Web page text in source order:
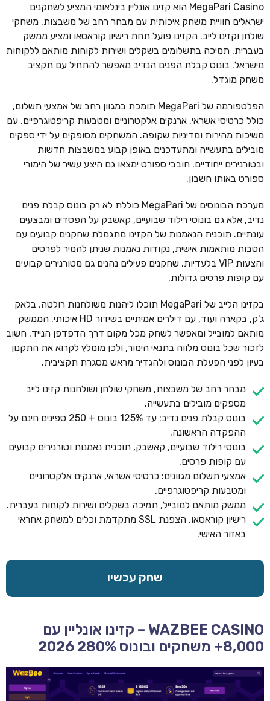
MegaPari Casino הוא קזינו אונליין בינלאומי המציע לשחקנים
ישראלים חוויית משחק איכותית עם מבחר רחב של משבצות, משחקי
שולחן וקזינו לייב. הקזינו פועל תחת רישיון קוראסאו ומציע ממשק
בעברית, תמיכה בתשלומים בשקלים ושירות לקוחות מותאם ללקוחות
מישראל. בונוס קבלת הפנים הנדיב מאפשר להתחיל עם תקציב
משחק מוגדל.
הפלטפורמה של MegaPari תומכת במגוון רחב של אמצעי תשלום,
כולל כרטיסי אשראי, ארנקים אלקטרוניים ומטבעות קריפטוגרפיים, עם
משיכות מהירות ומדיניות שקופה. המשחקים מסופקים על ידי ספקים
מובילים בתעשייה ומתעדכנים באופן קבוע במשבצות חדשות
ובטורנירים ייחודיים. חובבי ספורט ימצאו גם היצע עשיר של הימורי
ספורט באותו חשבון.
מערכת הבונוסים של MegaPari כוללת לא רק בונוס קבלת פנים
נדיב, אלא גם בונוסי רילוד שבועיים, קאשבק על הפסדים ומבצעים
עונתיים. תוכנית הנאמנות של הקזינו מתגמלת שחקנים קבועים עם
הטבות מותאמות אישית, נקודות נאמנות שניתן להמיר לפרסים
והצעות VIP בלעדיות. שחקנים פעילים נהנים גם מטורנירים קבועים
עם קופות פרסים גדולות.
בקזינו הלייב של MegaPari תוכלו ליהנות משולחנות רולטה, בלאק
ג'ק, בקארה ועוד, עם דילרים אמיתיים בשידור HD איכותי. הממשק
מותאם למובייל ומאפשר לשחק מכל מקום דרך הדפדפן הנייד. חשוב
לזכור שכל בונוס מלווה בתנאי הימור, ולכן מומלץ לקרוא את התקנון
בעיון לפני הפעלת הבונוס ולהגדיר מראש מסגרת תקציבית.
מבחר רחב של משבצות, משחקי שולחן ושולחנות קזינו לייב
מספקים מובילים בתעשייה.
בונוס קבלת פנים נדיב: עד 125% בונוס + 250 ספינים חינם על
ההפקדה הראשונה.
בונוסי רילוד שבועיים, קאשבק, תוכנית נאמנות וטורנירים קבועים
עם קופות פרסים.
אמצעי תשלום מגוונים: כרטיסי אשראי, ארנקים אלקטרוניים
ומטבעות קריפטוגרפיים.
ממשק מותאם למובייל, תמיכה בשקלים ושירות לקוחות בעברית.
רישיון קוראסאו, הצפנת SSL מתקדמת וכלים למשחק אחראי
באזור האישי.
שחק עכשיו
WAZBEE CASINO – קזינו אונליין עם
8,000+ משחקים ובונוס 280% 2026